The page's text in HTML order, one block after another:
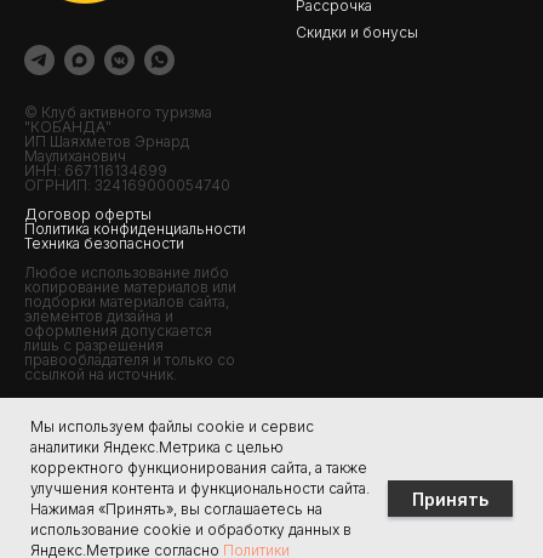
© Клуб активного туризма
"КОБАНДА"
ИП Шаяхметов Эрнард
Маулиханович
ИНН: 667116134699
ОГРНИП: 324169000054740
Договор оферты
Политика конфиденциальности
Техника безопасности
Любое использование либо
копирование материалов или
подборки материалов сайта,
элементов дизайна и
оформления допускается
лишь с разрешения
правообладателя и только со
ссылкой на источник.
Рассрочка
Скидки и бонусы
информация
Подарочный сертификат
Вопрос-ответ
Список вещей
Фотогалерея
О КЛУБЕ
Кто мы?
Отзывы
Контакты
Мы используем файлы cookie и сервис
аналитики Яндекс.Метрика с целью
корректного функционирования сайта, а также
улучшения контента и функциональности сайта.
Нажимая «Принять», вы соглашаетесь на
использование cookie и обработку данных в
Яндекс.Метрике согласно Политики
Принять